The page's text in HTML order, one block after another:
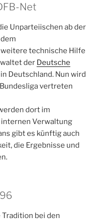
Net
Unparteiischen ab der
technische Hilfe
der Deutsche
Deutschland. Nun wird
vertreten
dort im
Verwaltung
gibt es künftig auch
die Ergebnisse und
bei den